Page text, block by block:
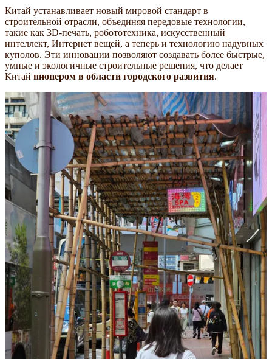
Китай устанавливает новый мировой стандарт в
строительной отрасли, объединяя передовые технологии,
такие как 3D-печать, робототехника, искусственный
интеллект, Интернет вещей, а теперь и технологию надувных
куполов. Эти инновации позволяют создавать более быстрые,
умные и экологичные строительные решения, что делает
Китай пионером в области городского развития.